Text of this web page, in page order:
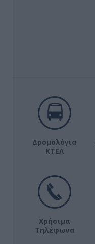
Δρομολόγια
ΚΤΕΛ
Χρήσιμα
Τηλέφωνα